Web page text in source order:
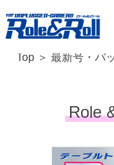
Top 最新号・バ
Role